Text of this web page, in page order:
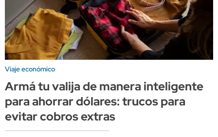
Viaje económico
Armá tu valija de manera inteligente
para ahorrar dólares: trucos para
evitar cobros extras